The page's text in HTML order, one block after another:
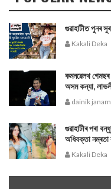
গুৱাহাটীত পুনৰ
Kakali Deka
কমনৱেলথ গেমছৰ
অসম কন্যা,
dainik
গুৱাহাটীৰ পৰা
অধিবক্তা নম্ৰতা
Kakali Deka